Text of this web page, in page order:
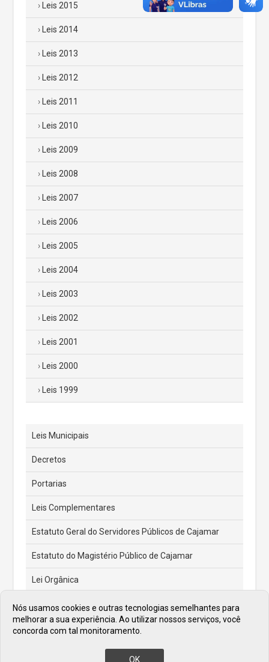
Leis 2015
Leis 2014
Leis 2013
Leis 2012
Leis 2011
Leis 2010
Leis 2009
Leis 2008
Leis 2007
Leis 2006
Leis 2005
Leis 2004
Leis 2003
Leis 2002
Leis 2001
Leis 2000
Leis 1999
Leis Municipais
Decretos
Portarias
Leis Complementares
Estatuto Geral do Servidores Públicos de Cajamar
Estatuto do Magistério Público de Cajamar
Lei Orgânica
Feriados e Pontos Facultativos
Atas de Posse dos Prefeitos
Nós usamos cookies e outras tecnologias semelhantes para
melhorar a sua experiência. Ao utilizar nossos serviços, você
concorda com tal monitoramento.
OK